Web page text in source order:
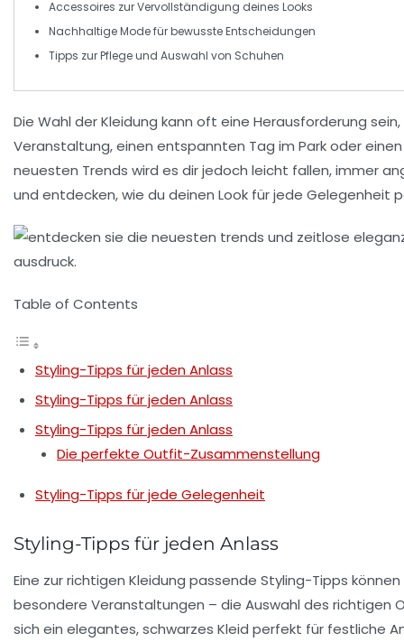
Accessoires zurVervollständigung deines Looks
Nachhaltige Modefür bewusste Entscheidungen
Tipps zurPflegeund Auswahl von Schuhen
Die Wahl derKleidung kann oft eine Herausforderung
Veranstaltung, einen entspannten Tag im Park oder
neuesten Trends wird es dir jedoch leicht fallen, immer
und entdecken, wie du deinen Look für jede Gelegenheit
Table of Contents
Styling-Tipps für jeden Anlass
Styling-Tipps für jeden Anlass
Styling-Tipps für jeden Anlass
Die perfekte Outfit-Zusammenstellung
Styling-Tipps für jede Gelegenheit
Styling-Tipps für jeden Anlass
Eine zur richtigen Kleidung passende Styling-Tipps
besondere Veranstaltungen – die Auswahl des richtigen
sich ein elegantes, schwarzes Kleid perfekt für festliche